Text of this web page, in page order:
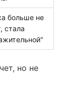
больше не
стала
но не